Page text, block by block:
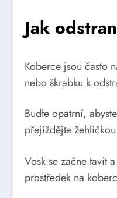
Jak
Koberce jsou často
nebo škrabku k
Buďte opatrní,
přejíždějte
Vosk se začne tavit
prostředek na